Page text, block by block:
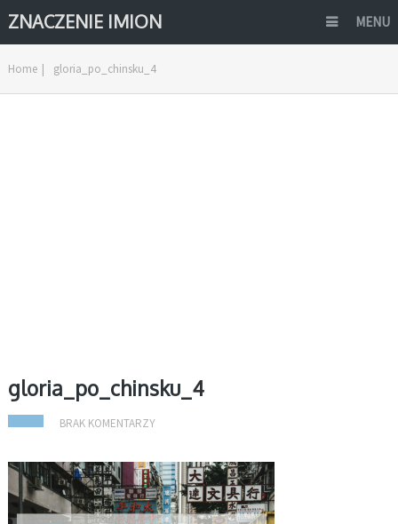
ZNACZENIE IMION MENU
Home | gloria_po_chinsku_4
gloria_po_chinsku_4
BRAK KOMENTARZY